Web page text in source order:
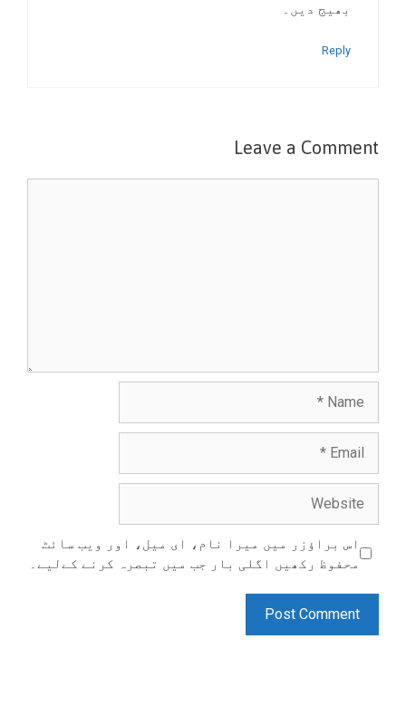
بھیج دیں۔
Reply
Leave a Comment
اس براؤزر میں میرا نام، ای میل، اور ویب سائٹ
محفوظ رکھیں اگلی بار جب میں تبصرہ کرنے کےلیے۔